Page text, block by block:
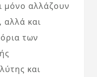
μόνο αλλάζουν
και
των
και